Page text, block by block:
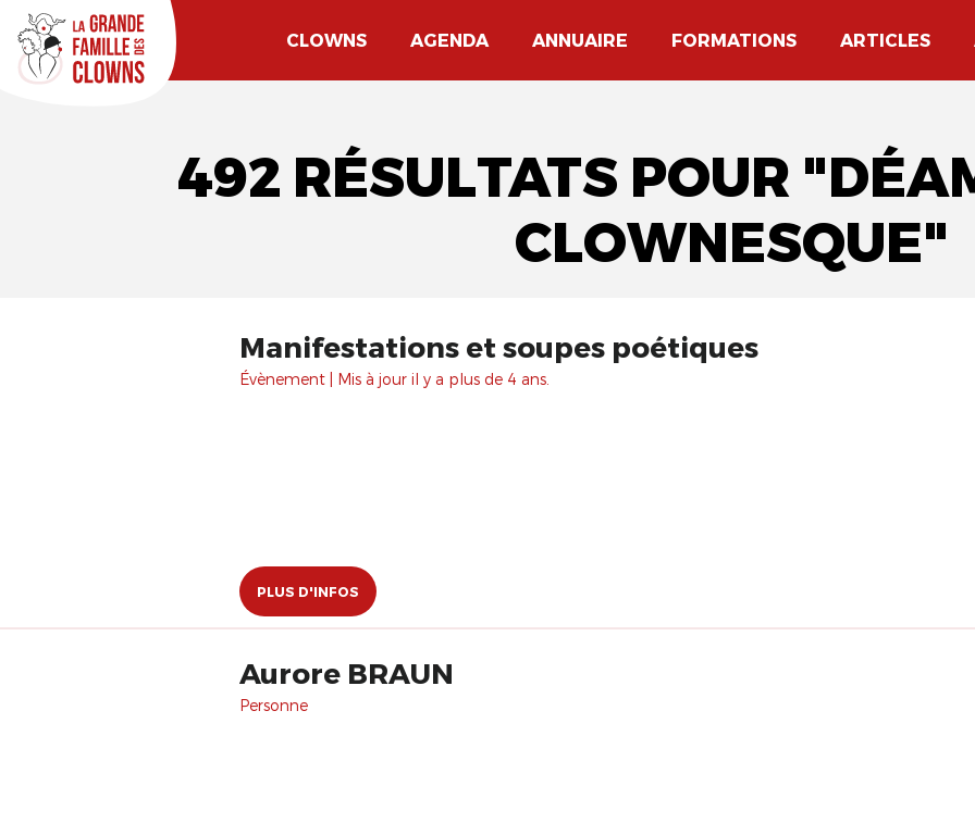
CLOWNS AGENDA ANNUAIRE FORMATIONS ARTICLES
492 RÉSULTATS POUR
CLOWNESQUE"
Manifestations et soupes poétiques
Évènement | Mis à jour il y a plus de 4 ans.
PLUS D'INFOS
Aurore BRAUN
Personne